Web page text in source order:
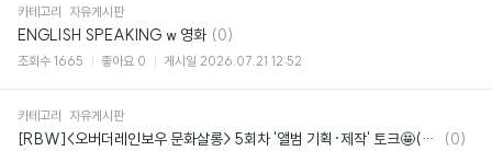
카테고리 자유게시판
ENGLISH SPEAKING w 영화 댓
글
(0)
조회수 1665 좋아요 0 게시일 2026.07.21 12:52
카테고리 자유게시판
[RBW]<오버더레인보우 문화살롱> 5회차 '앨범 기획·제작' 토크🤩(~08/06)
댓
(0)